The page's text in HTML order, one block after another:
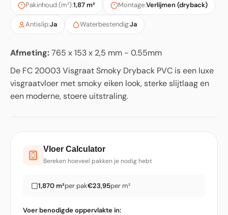
Pakinhoud (m²):1,87 m² Montage:Verlijmen (dryback)
Antislip:Ja Waterbestendig:Ja
Afmeting:765 x 153 x 2,5 mm - 0.55mm
De FC 20003 Visgraat Smoky Dryback PVC is een luxe
visgraatvloer met smoky eiken look, sterke slijtlaag en
een moderne, stoere uitstraling.
Vloer Calculator
Bereken hoeveel pakken je nodig hebt
1,870 m²per pak€23,95per m²
Voer benodigde oppervlakte in: